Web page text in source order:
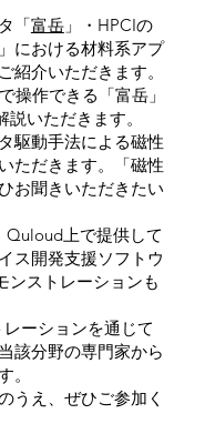
「富岳」・HPCIの
における材料系アプ
紹介いただきます。
操作できる「富岳」
いただきます。
駆動手法による磁性
ただきます。「磁性
お聞きいただきたい
Quloud上で提供して
ス開発支援ソフトウ
ンストレーションも
ーションを通じて
該分野の専門家から
。
うえ、ぜひご参加く